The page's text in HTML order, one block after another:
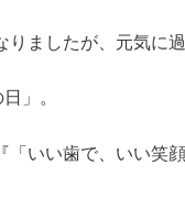
りましたが、元気に
」。
「いい歯で、いい笑